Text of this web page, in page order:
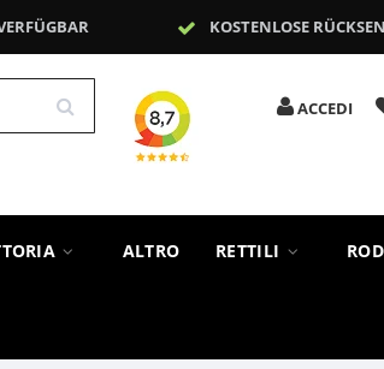
KOSTENLOSE
ACCEDI
ALTRO RETTILI